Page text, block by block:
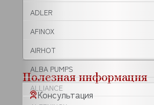
ADLER
AFINOX
AIRHOT
ALBA PUMPS
ALLIANCE
Полезная информация
Консультация